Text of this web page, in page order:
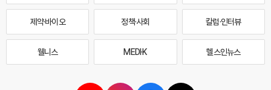
제약·바이오 정책·사회 칼럼·인터뷰
웰니스 MEDI·K 헬스인뉴스